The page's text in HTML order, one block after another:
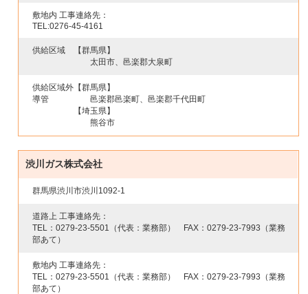
敷地内 工事連絡先：
TEL:0276-45-4161
供給区域
【群馬県】
太田市、邑楽郡大泉町
供給区域外
導管
【群馬県】
邑楽郡邑楽町、邑楽郡千代田町
【埼玉県】
熊谷市
渋川ガス株式会社
群馬県渋川市渋川1092-1
道路上 工事連絡先：
TEL：0279-23-5501 （代表：業務部） FAX：0279-23-7993 （業務
部あて）
敷地内 工事連絡先：
TEL：0279-23-5501 （代表：業務部） FAX：0279-23-7993 （業務
部あて）